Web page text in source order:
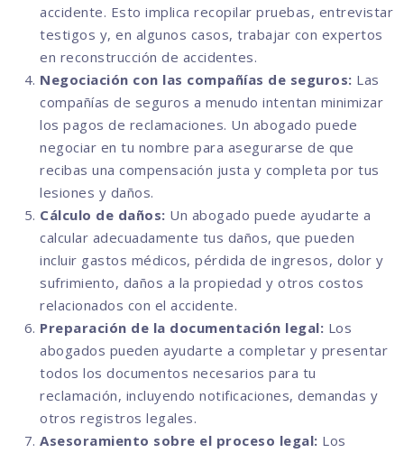
accidente. Esto implica recopilar pruebas, entrevistar
testigos y, en algunos casos, trabajar con expertos
en reconstrucción de accidentes.
Negociación con las compañías de seguros: Las
compañías de seguros a menudo intentan minimizar
los pagos de reclamaciones. Un abogado puede
negociar en tu nombre para asegurarse de que
recibas una compensación justa y completa por tus
lesiones y daños.
Cálculo de daños: Un abogado puede ayudarte a
calcular adecuadamente tus daños, que pueden
incluir gastos médicos, pérdida de ingresos, dolor y
sufrimiento, daños a la propiedad y otros costos
relacionados con el accidente.
Preparación de la documentación legal: Los
abogados pueden ayudarte a completar y presentar
todos los documentos necesarios para tu
reclamación, incluyendo notificaciones, demandas y
otros registros legales.
Asesoramiento sobre el proceso legal: Los